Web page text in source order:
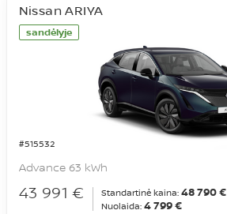
sandėlyje
#515532
Nissan ARIYA
Advance 63 kWh
43 991 € Standartinė kaina: 48 790 €
Nuolaida: 4 799 €